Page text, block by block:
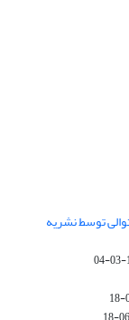
توسط نشریه